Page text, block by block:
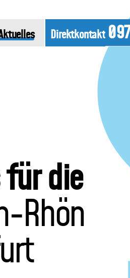
Direktkontakt
die
Rhön